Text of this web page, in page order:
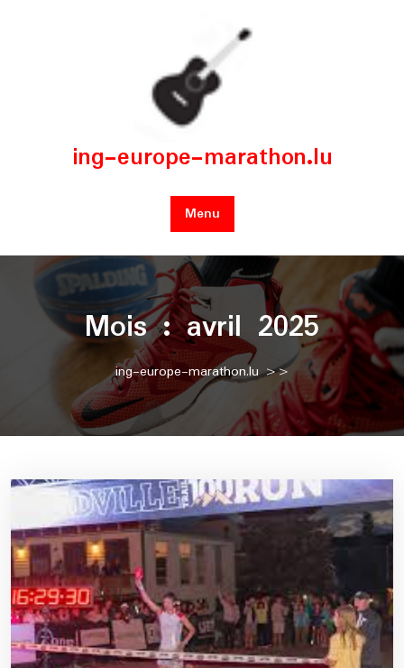
ing-europe-marathon.lu
Menu
Mois :avril 2025
ing-europe-marathon.lu>>